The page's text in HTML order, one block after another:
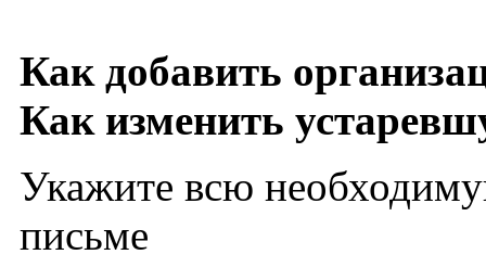
Как добавить
Как изменить
Укажите всю
письме